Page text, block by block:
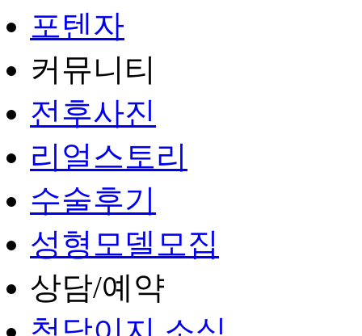
포텐자
커뮤니티
전후사진
리얼스토리
수술후기
성형모델모집
상담/예약